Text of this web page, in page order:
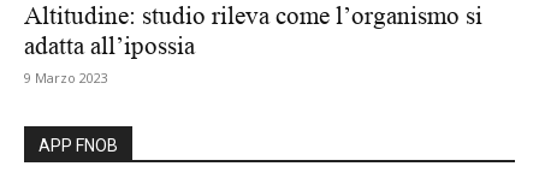
Altitudine: studio rileva come l’organismo si
adatta all’ipossia
9 Marzo 2023
APP FNOB